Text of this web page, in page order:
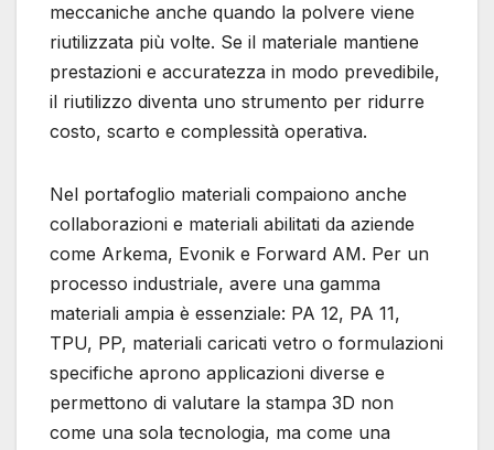
meccaniche anche quando la polvere viene
riutilizzata più volte. Se il materiale mantiene
prestazioni e accuratezza in modo prevedibile,
il riutilizzo diventa uno strumento per ridurre
costo, scarto e complessità operativa.
Nel portafoglio materiali compaiono anche
collaborazioni e materiali abilitati da aziende
come Arkema, Evonik e Forward AM. Per un
processo industriale, avere una gamma
materiali ampia è essenziale: PA 12, PA 11,
TPU, PP, materiali caricati vetro o formulazioni
specifiche aprono applicazioni diverse e
permettono di valutare la stampa 3D non
come una sola tecnologia, ma come una